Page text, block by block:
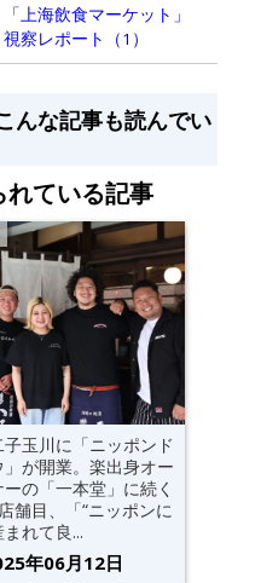
「上海飲食マーケット」
視察レポート（1）
んな記事も読んでい
ている記事
子玉川に「ニッポンド
」が開業。楽出身オー
ーの「一本堂」に続く
舗目、「“ニッポンに
まれて良...
年06月12日